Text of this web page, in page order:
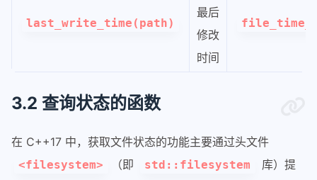
last_write_time(path)
最后
修改
时间
3.2 查询状态的函数
在 C++17 中，获取文件状态的功能主要通过头文件
<filesystem> （即 std::filesystem
库）提